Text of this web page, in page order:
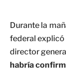
Durante la
federal explicó
director
habría